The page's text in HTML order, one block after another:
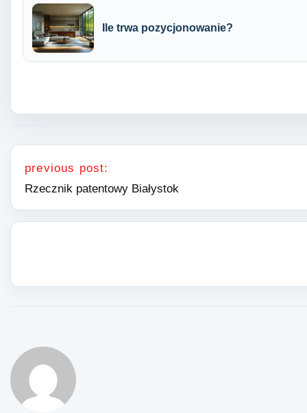
Ile trwa pozycjonowanie?
Nawigacja wpisu
previous post:
Rzecznik patentowy Białystok